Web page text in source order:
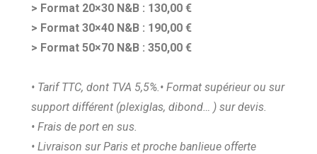
> Format 20×30 N&B : 130,00 €
> Format 30×40 N&B : 190,00 €
> Format 50×70 N&B : 350,00 €
• Tarif TTC, dont TVA 5,5%. • Format supérieur ou sur
support différent (plexiglas, dibond… ) sur devis.
• Frais de port en sus.
• Livraison sur Paris et proche banlieue offerte